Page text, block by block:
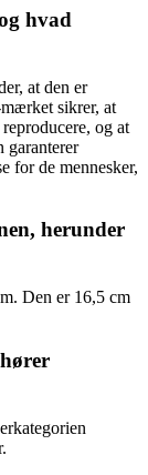
hvad
at den er
sikrer, at
og at
garanterer
for de mennesker,
herunder
Den er 16,5 cm